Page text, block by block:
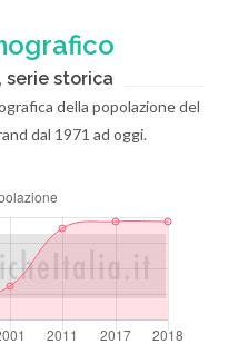
serie storica
della popolazione del
dal 1971 ad oggi.